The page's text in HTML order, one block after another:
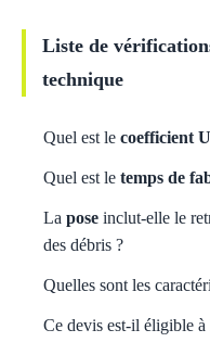
Liste de
technique
Quel est le coefficient
Quel est le temps de
La pose inclut-elle le
des débris ?
Quelles sont les
Ce devis est-il éligible à